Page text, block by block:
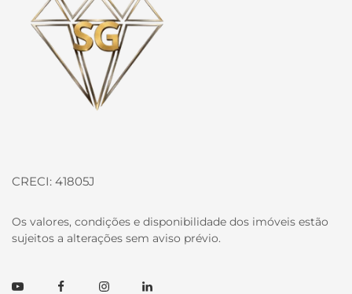
CRECI: 41805J
Os valores, condições e disponibilidade dos imóveis estão
sujeitos a alterações sem aviso prévio.
YoutubeFacebookInstagramLinkedin